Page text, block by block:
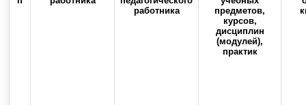
работника
предметов,
курсов,
дисциплин
(модулей),
практик
Наверх